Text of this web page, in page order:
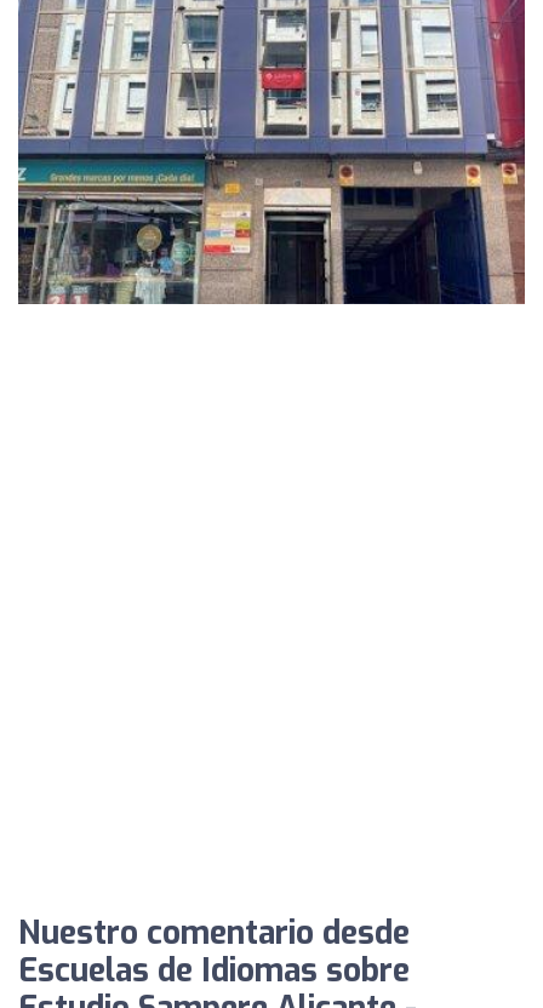
Nuestro comentario desde
Escuelas de Idiomas sobre